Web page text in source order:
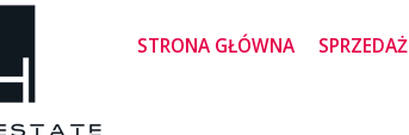
STRONA GŁÓWNA SPRZEDAŻ